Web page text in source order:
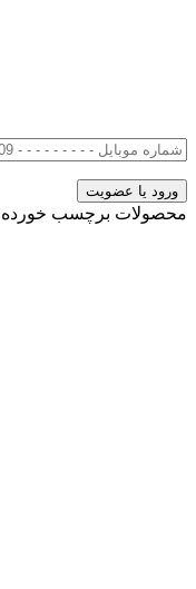
محصولات برچسب خورده